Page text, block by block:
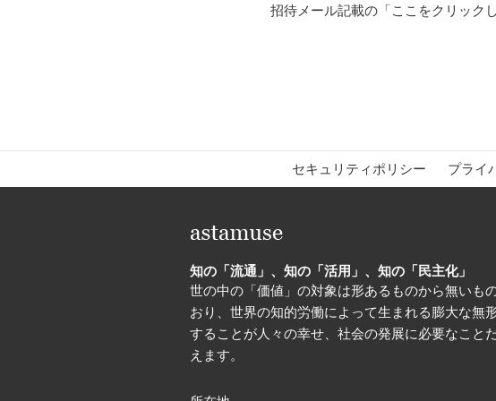
招待メール記載の「ここをクリック
セキュリティポリシー プライ
知の「流通」、知の「活用」、知の「民主化」
世の中の「価値」の対象は形あるものから無いも
おり、世界の知的労働によって生まれる膨大な無
することが人々の幸せ、社会の発展に必要なこと
えます。